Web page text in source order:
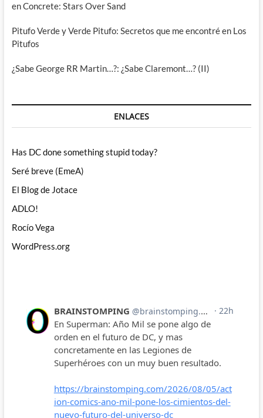
en Concrete: Stars Over Sand
Pitufo Verde y Verde Pitufo: Secretos que me encontré en Los
Pitufos
¿Sabe George RR Martin…?: ¿Sabe Claremont…? (II)
ENLACES
Has DC done something stupid today?
Seré breve (EmeA)
El Blog de Jotace
ADLO!
Rocío Vega
WordPress.org